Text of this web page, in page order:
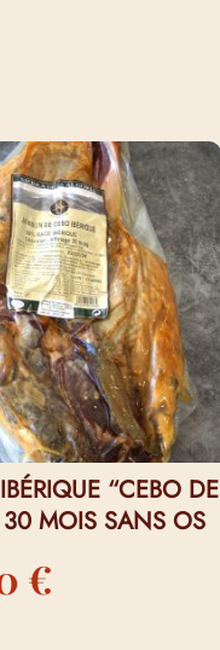
“CEBO DE
MOIS SANS OS
€